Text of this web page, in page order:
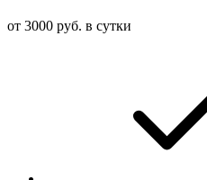
от 3000 руб. в сутки